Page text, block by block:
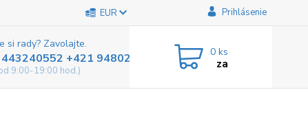
EUR Prihlásenie
si rady? Zavolajte.
+421 948025800
9:00-19:00 hod.)
0 ks
za